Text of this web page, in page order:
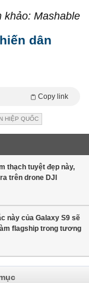
khảo: Mashable
dân
Copy link
HIỆP QUỐC
thạch tuyệt đẹp này,
trên drone DJI
này của Galaxy S9 sẽ
flagship trong tương